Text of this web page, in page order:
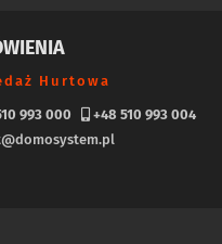
Hurtowa
993 000
+48 510 993 004